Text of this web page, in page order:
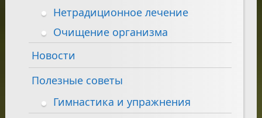
Нетрадиционное лечение
Очищение организма
Новости
Полезные советы
Гимнастика и упражнения